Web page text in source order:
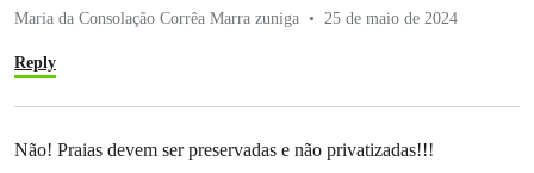
Maria da Consolação Corrêa Marra zuniga 25 de maio de 2024
Reply
Não! Praias devem ser preservadas e não privatizadas!!!